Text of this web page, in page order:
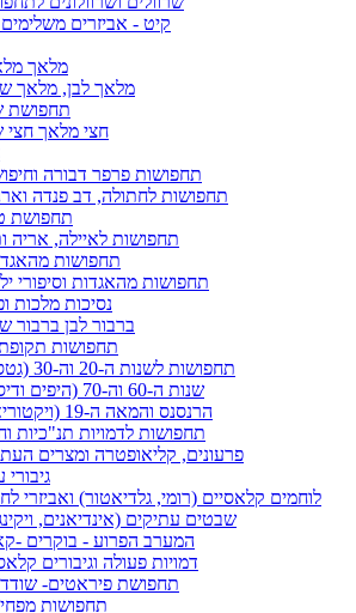
קיט - אביזרים
מלאך
מלאך לבן, מלאך
תחפושת
חצי מלאך חצי
תחפושות פרפר דבורה
תחפושות לחתולה, דב פנדה
תחפושת
תחפושות לאיילה, אריה
תחפושות
תחפושות מהאגדות וסיפורי
נסיכות מלכות
ברבור לבן ברבור
תחפושות
תחפושות לשנות ה-20 וה-30 (גטסבי)
שנות ה-60 וה-70 (היפים ודיסקו)
הרנסנס והמאה ה-19 (ויקטוריאני)
תחפושות לדמויות תנ"כיות
פרעונים, קליאופטרה ומצרים
גיבורי
לוחמים קלאסיים (רומי, גלדיאטור) ואביזרי
שבטים עתיקים (אינדיאנים,
המערב הפרוע - בוקרים -
דמויות פעולה וגיבורים
תחפושת פיראטים-
תחפושות